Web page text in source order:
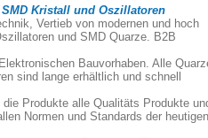
SMD Kristall und Oszillatoren
Vertieb von modernen und hoch
und SMD Quarze. B2B
Bauvorhaben. Alle
sind lange erhältlich und schnell
die Produkte alle Qualitäts Produkte
Normen und Standards der heutigen